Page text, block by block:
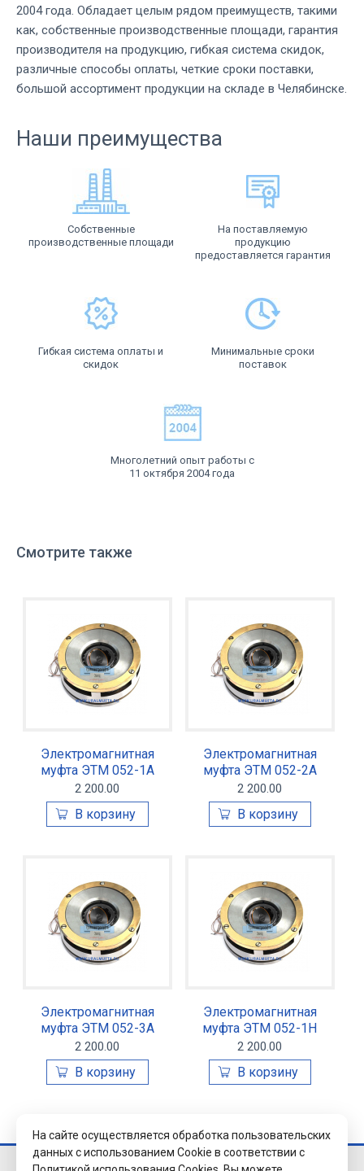
2004 года. Обладает целым рядом преимуществ, такими
как, собственные производственные площади, гарантия
производителя на продукцию, гибкая система скидок,
различные способы оплаты, четкие сроки поставки,
большой ассортимент продукции на складе в Челябинске.
Наши преимущества
Собственные
производственные площади
На поставляемую
продукцию
предоставляется гарантия
Гибкая система оплаты и
скидок
Минимальные сроки
поставок
Многолетний опыт работы с
11 октября 2004 года
Смотрите также
Электромагнитная
муфта ЭТМ 052-1А
2 200.00
Электромагнитная
муфта ЭТМ 052-2А
2 200.00
Электромагнитная
муфта ЭТМ 052-3А
2 200.00
Электромагнитная
муфта ЭТМ 052-1Н
2 200.00
На сайте осуществляется обработка пользовательских
данных с использованием Cookie в соответствии с